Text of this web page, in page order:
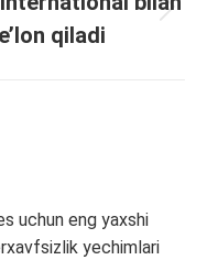
qiladi
uchun eng yaxshi
yechimlari